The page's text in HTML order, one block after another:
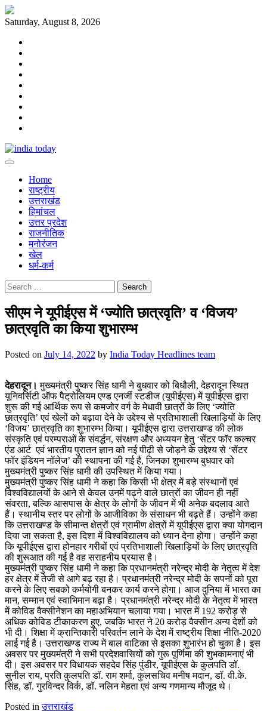
Skip
to
Saturday, August 8, 2026
Home
राष्ट्रीय
उत्तराखंड
हिमांचल
उत्तर प्रदेश
राजनीतिक
मनोरंजन
खेल
धर्म-कर्म
Search
for:
सीएम ने यूपीईएस में ‘ज्योति छात्रवृति’ व ‘विजय’
छात्रवृति का किया शुभारम्भ
Posted on July 14, 2022 by India Today Headlines team
देहरादून। मुख्यमंत्री पुष्कर सिंह धामी ने बुधवार को बिधौली, देहरादून स्थित
यूनिवर्सिटी ऑफ पैट्रोलियम एण्ड एनर्जी स्टडीज (यूपीईएस) में यूपीईएस द्वारा
शुरू की गई आर्थिक रूप से कमजोर वर्ग के मेधावी छात्रों के लिए ‘ज्योति
छात्रवृति’ एवं खेलों को बढ़ावा देने के उद्देश्य से प्रतिभाशाली खिलाड़ियों के लिए
‘विजय’ छात्रवृति का शुभारम्भ किया। यूपीईएस द्वारा उत्तराखण्ड की लोक
संस्कृति एवं परम्पराओं के संवर्द्धन, संरक्षण और अध्ययन हेतु ‘सेंटर फॉर कल्चर
एंड आर्ट एवं भारतीय पुरातन ज्ञान को नई पीढ़ी से जोड़ने के उद्देश्य से ‘सेंटर
फॉर इंडियन नॉलेज’ की स्थापना की गई है, जिनका शुभारम्भ बुधवार को
मुख्यमंत्री पुष्कर सिंह धामी की उपस्थित में किया गया।
मुख्यमंत्री पुष्कर सिंह धामी ने कहा कि किसी भी क्षेत्र में बड़े संस्थानों एवं
विश्वविद्यालयों के आने से केवल उनमें पढ़ने वाले छात्रों का जीवन ही नहीं
संवरता, बल्कि आसपास के क्षेत्र के लोगों के जीवन में भी अनेक बदलाव आते
हैं। स्थानीय स्तर पर लोगों के आजीविका के संसाधन भी बढ़ते हैं। उन्होंने कहा
कि उत्तराखण्ड के सीमान्त क्षेत्रों एवं ग्रामीण क्षेत्रों में यूपीईएस द्वारा क्या योगदान
दिया जा सकता है, इस दिशा में विश्वविद्यालय को ध्यान देना होगा। उन्होंने कहा
कि यूपीईएस द्वारा होनहार गरीबों एवं प्रतिभाशाली खिलाड़ियों के लिए छात्रवृति
की शुरूआत की गई है वह सराहनीय प्रयास है।
मुख्यमंत्री पुष्कर सिंह धामी ने कहा कि प्रधानमंत्री नरेन्द्र मोदी के नेतृत्व में देश
हर क्षेत्र में तेजी से आगे बढ़ रहा है। प्रधानमंत्री नरेन्द्र मोदी के सपनों को पूरा
करने के लिए सबको कर्मयोगी बनकर कार्य करने होगा। आज दुनिया में भारत का
मान, सम्मान एवं स्वाभिमान बढ़ा है। प्रधानमंत्री नरेन्द्र मोदी के नेतृत्व में भारत
में कोविड वैक्सीनेशन का महाअभियान चलाया गया। भारत में 192 करोड़ से
अधिक कोविड टीकाकरण हुए, जबकि भारत ने 20 करोड़ वैक्सीन अन्य देशों को
भी दी। शिक्षा में क्रान्तिकारी परिवर्तन लाने के देश में राष्ट्रीय शिक्षा नीति-2020
लाई गई है। उत्तराखण्ड राज्य में बाल वाटिका से इसका शुभारंभ हो चुका है। इस
अवसर पर मुख्यमंत्री ने सभी प्रदेशवासियों को गुरू पूर्णिमा की शुभकामनाएं भी
दी। इस अवसर पर विधायक सहदेव सिंह पुंडीर, यूपीईएस के कुलपति डॉ.
सुनील राय, प्रति कुलपति डॉ. राम शर्मा, कुलसचिव मनीष मदान, डॉ. वी.के.
सिंह, डॉ. गुरविन्दर विर्क, डॉ. नलिन मेहता एवं अन्य गणमान्य मौजूद थे।
Posted inउत्तराखंड